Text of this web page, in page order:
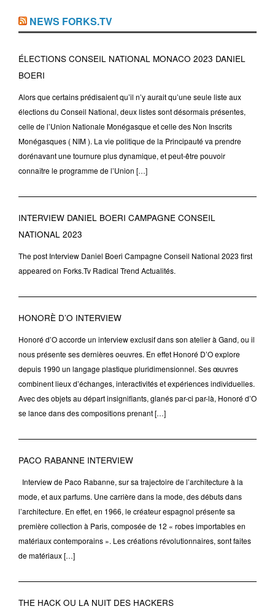
NEWS FORKS.TV
ÉLECTIONS CONSEIL NATIONAL MONACO 2023 DANIEL
BOERI
Alors que certains prédisaient qu’il n’y aurait qu’une seule liste aux
élections du Conseil National, deux listes sont désormais présentes,
celle de l’Union Nationale Monégasque et celle des Non Inscrits
Monégasques ( NIM ). La vie politique de la Principauté va prendre
dorénavant une tournure plus dynamique, et peut-être pouvoir
connaître le programme de l’Union […]
INTERVIEW DANIEL BOERI CAMPAGNE CONSEIL
NATIONAL 2023
The post Interview Daniel Boeri Campagne Conseil National 2023 first
appeared on Forks.Tv Radical Trend Actualités.
HONORÈ D’O INTERVIEW
Honoré d’O accorde un interview exclusif dans son atelier à Gand, ou il
nous présente ses dernières oeuvres. En effet Honoré D’O explore
depuis 1990 un langage plastique pluridimensionnel. Ses œuvres
combinent lieux d’échanges, interactivités et expériences individuelles.
Avec des objets au départ insignifiants, glanés par-ci par-là, Honoré d’O
se lance dans des compositions prenant […]
PACO RABANNE INTERVIEW
Interview de Paco Rabanne, sur sa trajectoire de l’architecture à la
mode, et aux parfums. Une carrière dans la mode, des débuts dans
l’architecture. En effet, en 1966, le créateur espagnol présente sa
première collection à Paris, composée de 12 « robes importables en
matériaux contemporains ». Les créations révolutionnaires, sont faites
de matériaux […]
THE HACK OU LA NUIT DES HACKERS